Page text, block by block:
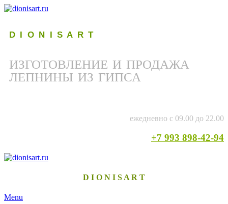
D I O N I S A R T
ИЗГОТОВЛЕНИЕ И ПРОДАЖА
ЛЕПНИНЫ ИЗ ГИПСА
ежедневно с 09.00 до 22.00
+7 993 898-42-94
D I O N I S A R T
Menu